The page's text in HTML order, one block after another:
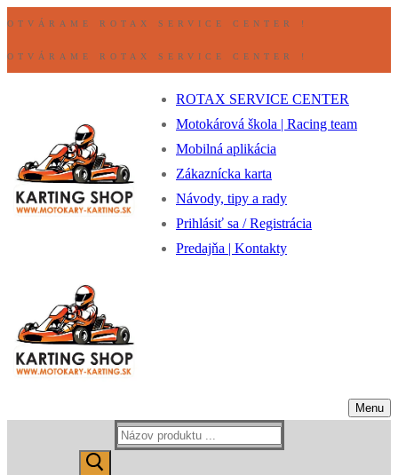
Preskočiť
Ponuka
Zavrieť
OTVÁRAME ROTAX SERVICE CENTER !
OTVÁRAME ROTAX SERVICE CENTER !
ROTAX SERVICE CENTER
Motokárová škola | Racing team
Mobilná aplikácia
Zákaznícka karta
Návody, tipy a rady
Prihlásiť sa / Registrácia
Predajňa | Kontakty
Menu
Hľadať: